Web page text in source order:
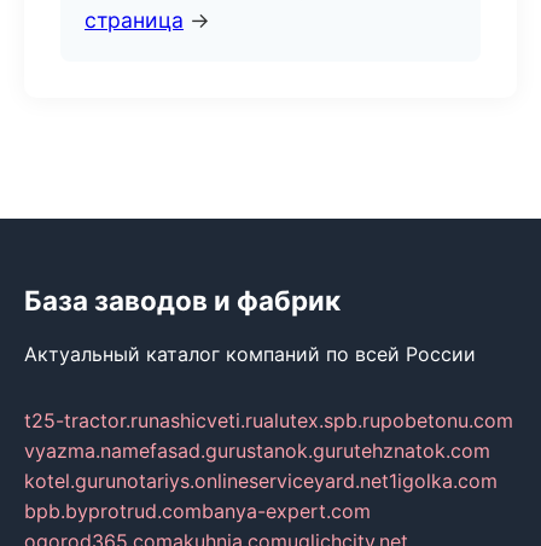
страница →
База заводов и фабрик
Актуальный каталог компаний по всей России
t25-tractor.runashicveti.rualutex.spb.rupobetonu.com
vyazma.namefasad.gurustanok.gurutehznatok.com
kotel.gurunotariys.onlineserviceyard.net1igolka.com
bpb.byprotrud.combanya-expert.com
ogorod365.comakuhnja.comuglichcity.net